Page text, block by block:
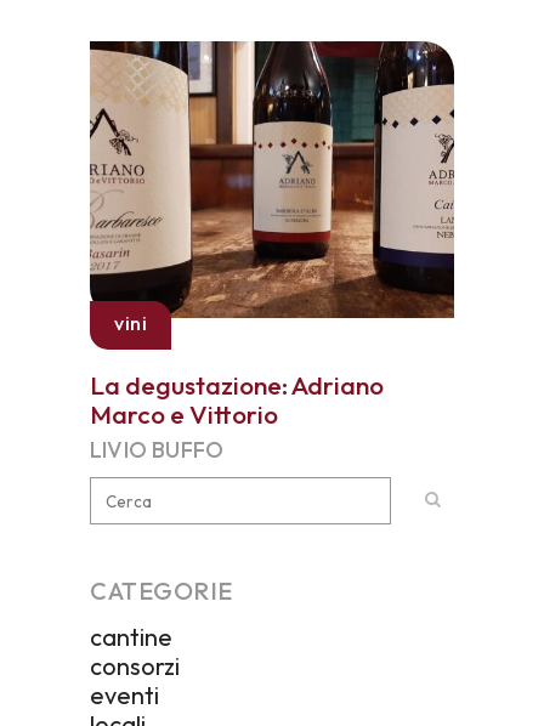
vini
La degustazione: Adriano
Marco e Vittorio
LIVIO BUFFO
CATEGORIE
cantine
consorzi
eventi